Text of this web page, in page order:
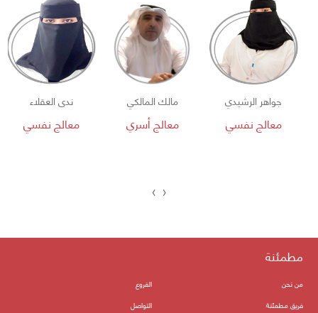
جواهر الرشيدي
معالج نفسي
مالك المالكي
معالج أسري
ندى العقلاء
معالج نفسي
‹
›
مطمئنة
من نحن
فريق مطمئنة
الفروع
التواصل